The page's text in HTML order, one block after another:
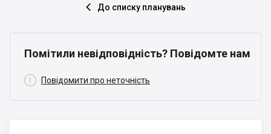
 До списку планувань
Помітили невідповідність? Повідомте нам
 Повідомити про неточність